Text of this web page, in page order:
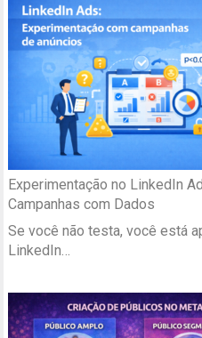
Experimentação no LinkedIn
Campanhas com Dados
Se você não testa, você está
LinkedIn…